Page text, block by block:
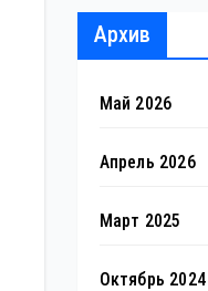
Архив
Май 2026
Апрель 2026
Март 2025
Октябрь 2024